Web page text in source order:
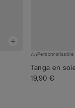
Personnalisable
Tanga en
19,90 €